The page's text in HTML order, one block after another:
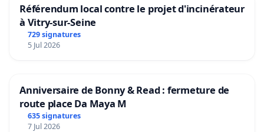
Référendum local contre le projet d'incinérateur
à Vitry-sur-Seine
729 signatures
5 Jul 2026
Anniversaire de Bonny & Read : fermeture de
route place Da Maya M
635 signatures
7 Jul 2026